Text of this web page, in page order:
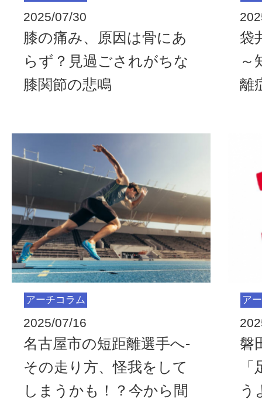
2025/07/30
膝の痛み、原因は骨にあ
らず？見過ごされがちな
膝関節の悲鳴
袋
～
離
アーチコラム
2025/07/16
名古屋市の短距離選手へ-
その走り方、怪我をして
しまうかも！？今から間
ア
磐
う